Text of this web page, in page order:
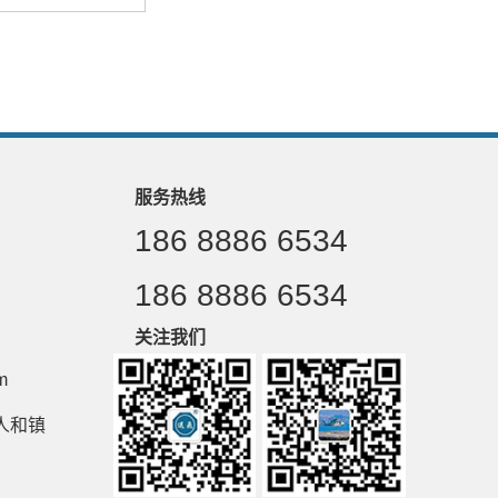
和镇
服务热线
186 8886 6534
186 8886 6534
关注我们